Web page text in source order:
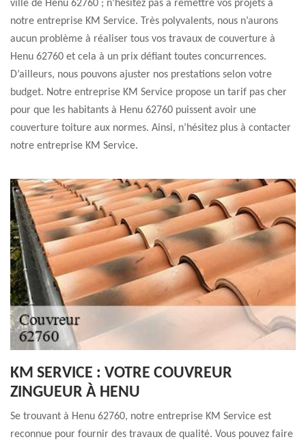
ville de Henu 62760 ; n’hésitez pas à remettre vos projets à
notre entreprise KM Service. Très polyvalents, nous n’aurons
aucun problème à réaliser tous vos travaux de couverture à
Henu 62760 et cela à un prix défiant toutes concurrences.
D’ailleurs, nous pouvons ajuster nos prestations selon votre
budget. Notre entreprise KM Service propose un tarif pas cher
pour que les habitants à Henu 62760 puissent avoir une
couverture toiture aux normes. Ainsi, n’hésitez plus à contacter
notre entreprise KM Service.
KM SERVICE : VOTRE COUVREUR
ZINGUEUR À HENU
Se trouvant à Henu 62760, notre entreprise KM Service est
reconnue pour fournir des travaux de qualité. Vous pouvez faire